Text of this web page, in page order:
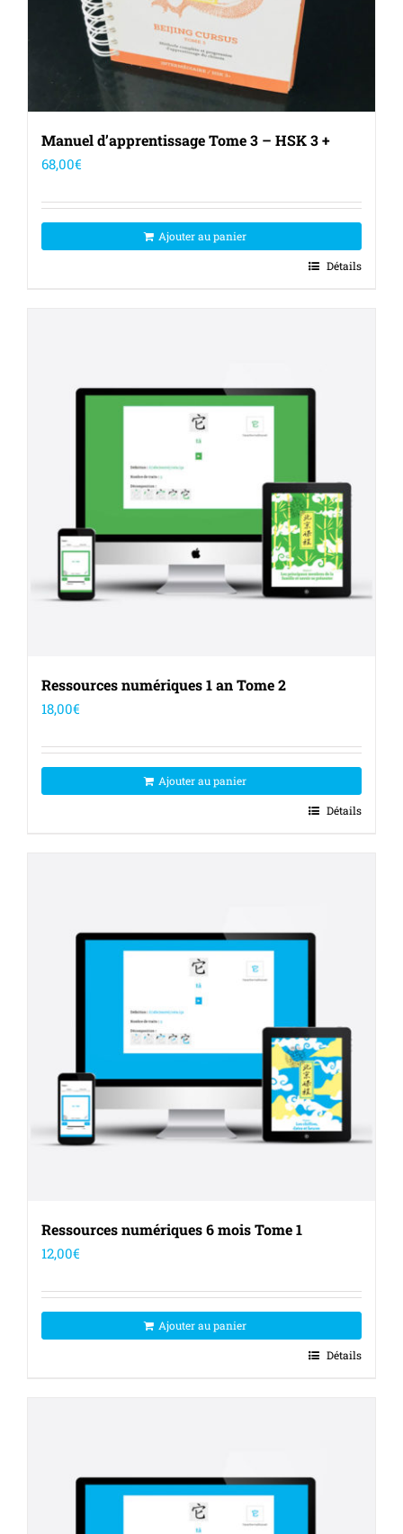
Manuel d’apprentissage Tome 3 – HSK 3 +
68,00€
Ajouter au panier
Détails
Ressources numériques 1 an Tome 2
18,00€
Ajouter au panier
Détails
Ressources numériques 6 mois Tome 1
12,00€
Ajouter au panier
Détails